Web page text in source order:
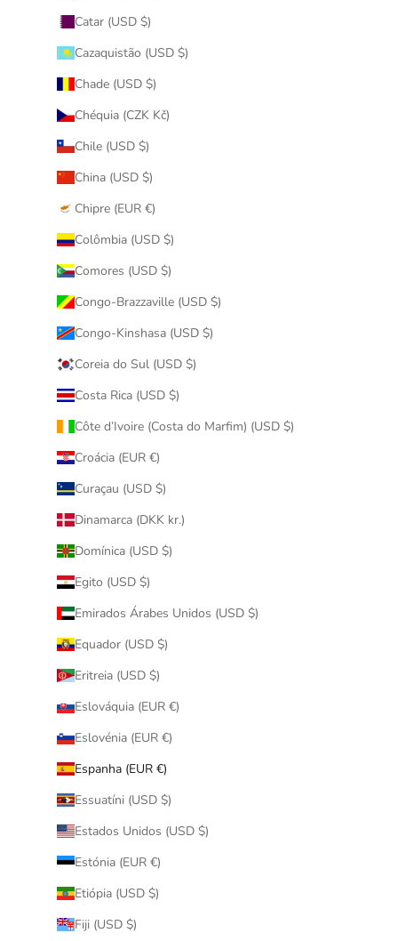
Catar (USD $)
Cazaquistão (USD $)
Chade (USD $)
Chéquia (CZK Kč)
Chile (USD $)
China (USD $)
Chipre (EUR €)
Colômbia (USD $)
Comores (USD $)
Congo-Brazzaville (USD $)
Congo-Kinshasa (USD $)
Coreia do Sul (USD $)
Costa Rica (USD $)
Côte d’Ivoire (Costa do Marfim) (USD $)
Croácia (EUR €)
Curaçau (USD $)
Dinamarca (DKK kr.)
Domínica (USD $)
Egito (USD $)
Emirados Árabes Unidos (USD $)
Equador (USD $)
Eritreia (USD $)
Eslováquia (EUR €)
Eslovénia (EUR €)
Espanha (EUR €)
Essuatíni (USD $)
Estados Unidos (USD $)
Estónia (EUR €)
Etiópia (USD $)
Fiji (USD $)